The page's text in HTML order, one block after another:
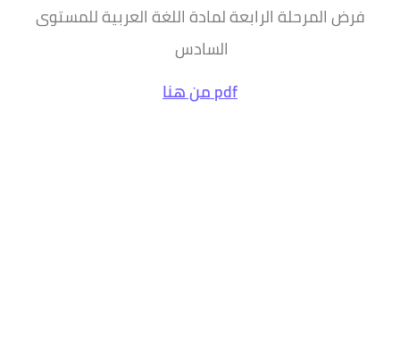
فرض المرحلة الرابعة لمادة اللغة العربية للمستوى
السادس
pdf من هنا